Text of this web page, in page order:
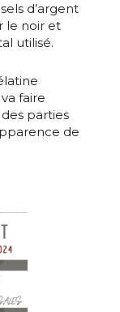
d’argent
le noir et
utilisé.
faire
parties
de